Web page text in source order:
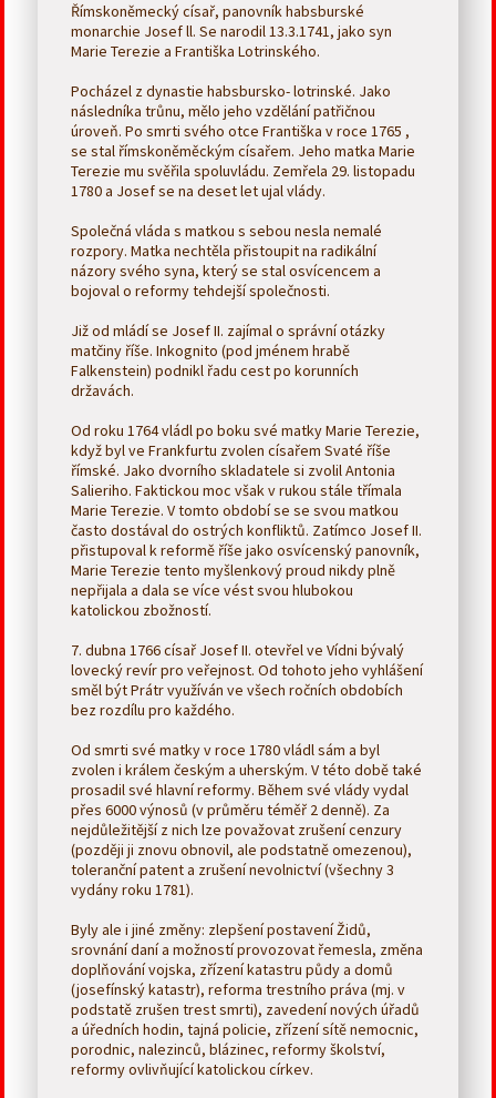
Římskoněmecký císař, panovník habsburské
monarchie Josef ll. Se narodil 13.3.1741, jako syn
Marie Terezie a Františka Lotrinského.
Pocházel z dynastie habsbursko- lotrinské. Jako
následníka trůnu, mělo jeho vzdělání patřičnou
úroveň. Po smrti svého otce Františka v roce 1765 ,
se stal římskoněměckým císařem. Jeho matka Marie
Terezie mu svěřila spoluvládu. Zemřela 29. listopadu
1780 a Josef se na deset let ujal vlády.
Společná vláda s matkou s sebou nesla nemalé
rozpory. Matka nechtěla přistoupit na radikální
názory svého syna, který se stal osvícencem a
bojoval o reformy tehdejší společnosti.
Již od mládí se Josef II. zajímal o správní otázky
matčiny říše. Inkognito (pod jménem hrabě
Falkenstein) podnikl řadu cest po korunních
državách.
Od roku 1764 vládl po boku své matky Marie Terezie,
když byl ve Frankfurtu zvolen císařem Svaté říše
římské. Jako dvorního skladatele si zvolil Antonia
Salieriho. Faktickou moc však v rukou stále třímala
Marie Terezie. V tomto období se se svou matkou
často dostával do ostrých konfliktů. Zatímco Josef II.
přistupoval k reformě říše jako osvícenský panovník,
Marie Terezie tento myšlenkový proud nikdy plně
nepřijala a dala se více vést svou hlubokou
katolickou zbožností.
7. dubna 1766 císař Josef II. otevřel ve Vídni bývalý
lovecký revír pro veřejnost. Od tohoto jeho vyhlášení
směl být Prátr využíván ve všech ročních obdobích
bez rozdílu pro každého.
Od smrti své matky v roce 1780 vládl sám a byl
zvolen i králem českým a uherským. V této době také
prosadil své hlavní reformy. Během své vlády vydal
přes 6000 výnosů (v průměru téměř 2 denně). Za
nejdůležitější z nich lze považovat zrušení cenzury
(později ji znovu obnovil, ale podstatně omezenou),
toleranční patent a zrušení nevolnictví (všechny 3
vydány roku 1781).
Byly ale i jiné změny: zlepšení postavení Židů,
srovnání daní a možností provozovat řemesla, změna
doplňování vojska, zřízení katastru půdy a domů
(josefínský katastr), reforma trestního práva (mj. v
podstatě zrušen trest smrti), zavedení nových úřadů
a úředních hodin, tajná policie, zřízení sítě nemocnic,
porodnic, nalezinců, blázinec, reformy školství,
reformy ovlivňující katolickou církev.